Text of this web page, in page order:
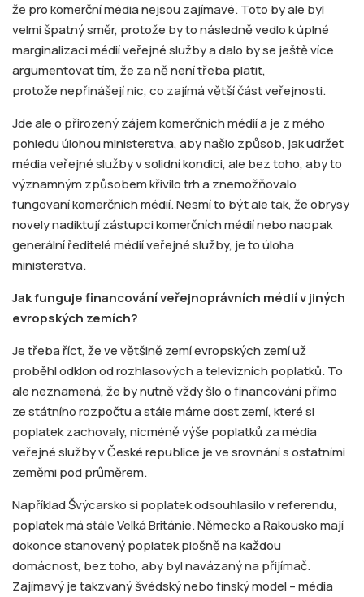
že pro komerční média nejsou zajímavé. Toto by ale byl
velmi špatný směr, protože by to následně vedlo k úplné
marginalizaci médií veřejné služby a dalo by se ještě více
argumentovat tím, že za ně není třeba platit,
protože nepřinášejí nic, co zajímá větší část veřejnosti.
Jde ale o přirozený zájem komerčních médií a je z mého
pohledu úlohou ministerstva, aby našlo způsob, jak udržet
média veřejné služby v solidní kondici, ale bez toho, aby to
významným způsobem křivilo trh a znemožňovalo
fungovaní komerčních médií. Nesmí to být ale tak, že obrysy
novely nadiktují zástupci komerčních médií nebo naopak
generální ředitelé médií veřejné služby, je to úloha
ministerstva.
Jak funguje financování veřejnoprávních médií v jiných
evropských zemích?
Je třeba říct, že ve většině zemí evropských zemí už
proběhl odklon od rozhlasových a televizních poplatků. To
ale neznamená, že by nutně vždy šlo o financování přímo
ze státního rozpočtu a stále máme dost zemí, které si
poplatek zachovaly, nicméně výše poplatků za média
veřejné služby v České republice je ve srovnání s ostatními
zeměmi pod průměrem.
Například Švýcarsko si poplatek odsouhlasilo v referendu,
poplatek má stále Velká Británie. Německo a Rakousko mají
dokonce stanovený poplatek plošně na každou
domácnost, bez toho, aby byl navázaný na přijímač.
Zajímavý je takzvaný švédský nebo finský model – média